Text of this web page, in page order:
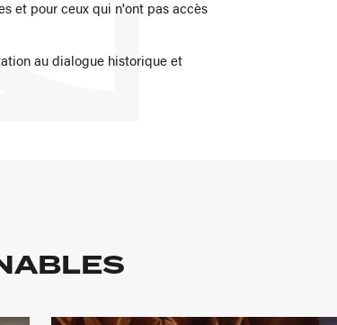
et pour ceux qui n'ont pas accès
au dialogue historique et